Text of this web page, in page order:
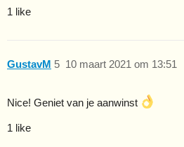
1 like
GustavM 10 maart 2021 om 13:51
5
Nice! Geniet van je aanwinst
1 like